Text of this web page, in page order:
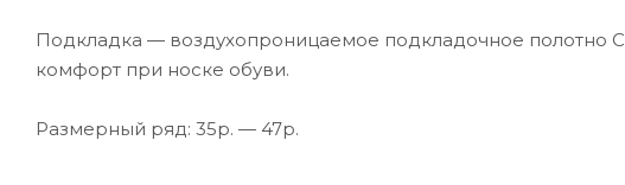
Подкладка — воздухопроницаемое подкладочное полотно
комфорт при носке обуви.
Размерный ряд: 35р. — 47р.